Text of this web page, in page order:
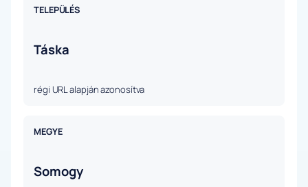
TELEPÜLÉS
Táska
régi URL alapján azonosítva
MEGYE
Somogy